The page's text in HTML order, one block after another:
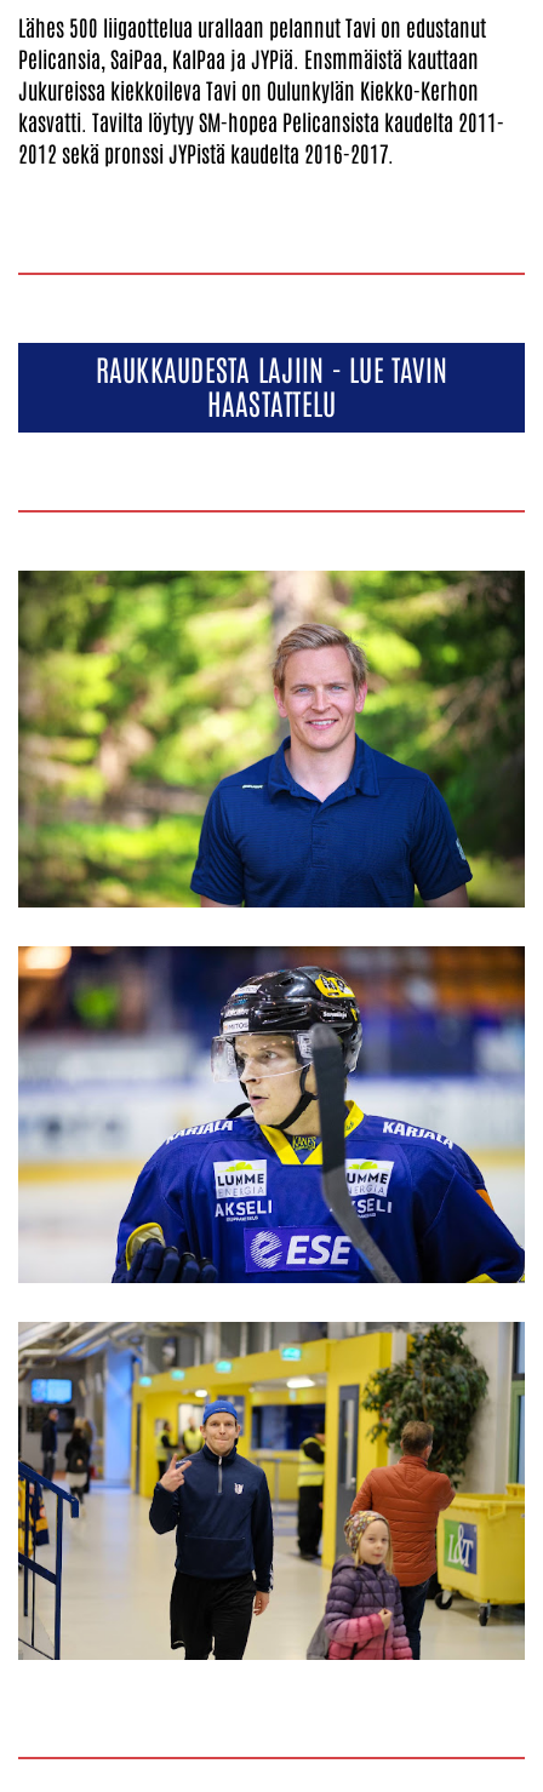
Lähes 500 liigaottelua urallaan pelannut Tavi on edustanut
Pelicansia, SaiPaa, KalPaa ja JYPiä. Ensmmäistä kauttaan
Jukureissa kiekkoileva Tavi on Oulunkylän Kiekko-Kerhon
kasvatti. Tavilta löytyy SM-hopea Pelicansista kaudelta 2011-
2012 sekä pronssi JYPistä kaudelta 2016-2017.
RAUKKAUDESTA LAJIIN - LUE TAVIN
HAASTATTELU